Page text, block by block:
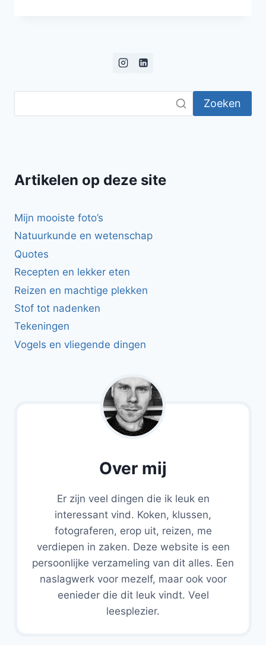
Zoeken
Artikelen op deze site
Mijn mooiste foto’s
Natuurkunde en wetenschap
Quotes
Recepten en lekker eten
Reizen en machtige plekken
Stof tot nadenken
Tekeningen
Vogels en vliegende dingen
Over mij
Er zijn veel dingen die ik leuk en
interessant vind. Koken, klussen,
fotograferen, erop uit, reizen, me
verdiepen in zaken. Deze website is een
persoonlijke verzameling van dit alles. Een
naslagwerk voor mezelf, maar ook voor
eenieder die dit leuk vindt. Veel
leesplezier.